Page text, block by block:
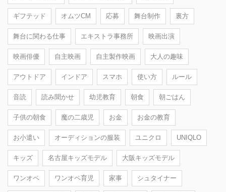
ギフテッド オムツCM 応募 舞台制作 裏方
舞台に関わる仕事 エキストラ事務所 映画出演
映画俳優 自主映画 自主製作映画 大人の趣味
アウトドア インドア スマホ 使い方 ルール
音読 読み聞かせ 幼児教育 朝食 朝ごはん
子供の朝食 魔の二歳児 お金 お金の教育
お小遣い オーディションの服装 ユニクロ UNIQLO
キッズ 名古屋キッズモデル 大阪キッズモデル
ワンオペ ワンオペ育児 家事 シュタイナー